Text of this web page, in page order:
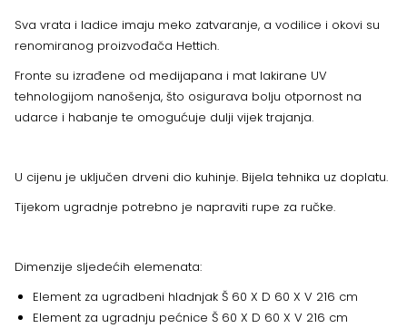
Sva vrata i ladice imaju meko zatvaranje, a vodilice i okovi su
renomiranog proizvođača Hettich.
Fronte su izrađene od medijapana i mat lakirane UV
tehnologijom nanošenja, što osigurava bolju otpornost na
udarce i habanje te omogućuje dulji vijek trajanja.
U cijenu je uključen drveni dio kuhinje. Bijela tehnika uz doplatu.
Tijekom ugradnje potrebno je napraviti rupe za ručke.
Dimenzije sljedećih elemenata:
Element za ugradbeni hladnjak Š 60 X D 60 X V 216 cm
Element za ugradnju pećnice Š 60 X D 60 X V 216 cm